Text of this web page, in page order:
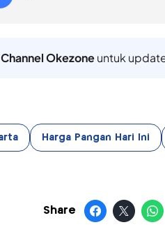
Okezoneuntuk
Harga Pangan Hari Ini
Share